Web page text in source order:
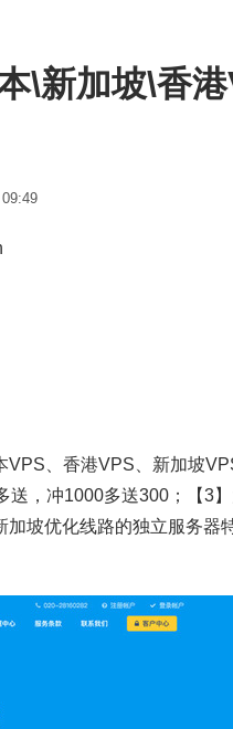
\新加坡\香
VPS、香港VPS、新加坡
送，冲1000多送300；【3
坡优化线路的独立服务器